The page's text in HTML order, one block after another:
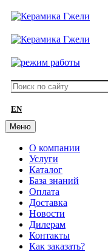
EN
Меню
О компании
Услуги
Каталог
База знаний
Оплата
Доставка
Новости
Дилерам
Контакты
Как заказать?